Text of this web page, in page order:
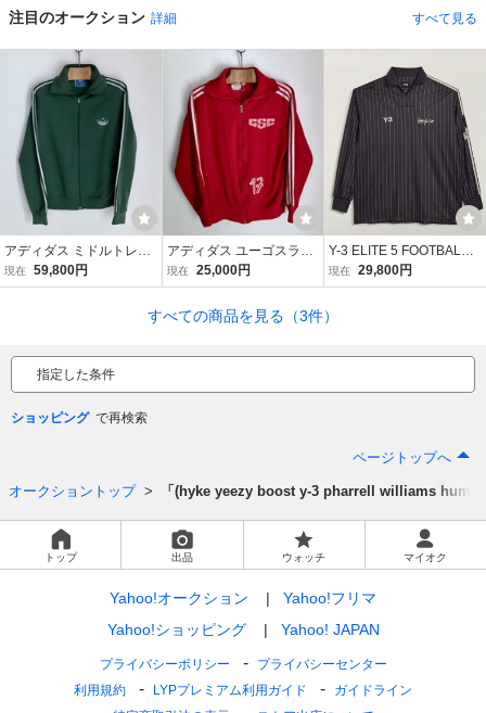
注目のオークション 詳細 すべて見る
注目度 No.1
アディダス ミドルトレフォイル ジャージ vert ヨーロッパ製 adidas ヴィンテージ 青タグ made in france フランス ルーマニア70s グリーン
現在 59,800円
注目度 No.2
アディダス ユーゴスラビア製モデル バックプリント付き ジャージ ヴィンテージ adidas made in Yugoslavia MEGAジップ ヨーロッパトラック
現在 25,000円
注目度 No.3
Y-3 ELITE 5 FOOTBALL LONG SLEEVE TEE Yohji Yamamoto adidas ヨウジヤマモト アディダス
現在 29,800円
すべての商品を見る（3件）
指定した条件
ショッピング
ページトップへ
オークショントップ 「(hyke yeezy boost y-3 pharrell williams
トップ 出品 ウォッチ マイオク
Yahoo!オークション
Yahoo!フリマ
Yahoo!ショッピング
Yahoo! JAPAN
プライバシーポリシー
プライバシーセンター
利用規約
LYPプレミアム利用ガイド
ガイドライン